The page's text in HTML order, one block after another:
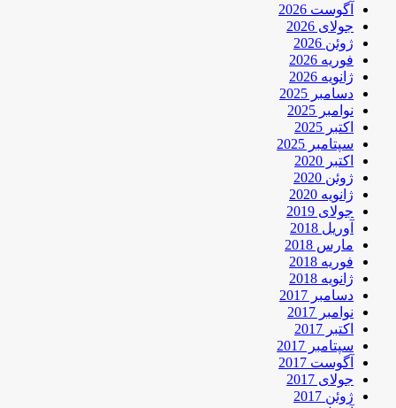
آگوست 2026
جولای 2026
ژوئن 2026
فوریه 2026
ژانویه 2026
دسامبر 2025
نوامبر 2025
اکتبر 2025
سپتامبر 2025
اکتبر 2020
ژوئن 2020
ژانویه 2020
جولای 2019
آوریل 2018
مارس 2018
فوریه 2018
ژانویه 2018
دسامبر 2017
نوامبر 2017
اکتبر 2017
سپتامبر 2017
آگوست 2017
جولای 2017
ژوئن 2017